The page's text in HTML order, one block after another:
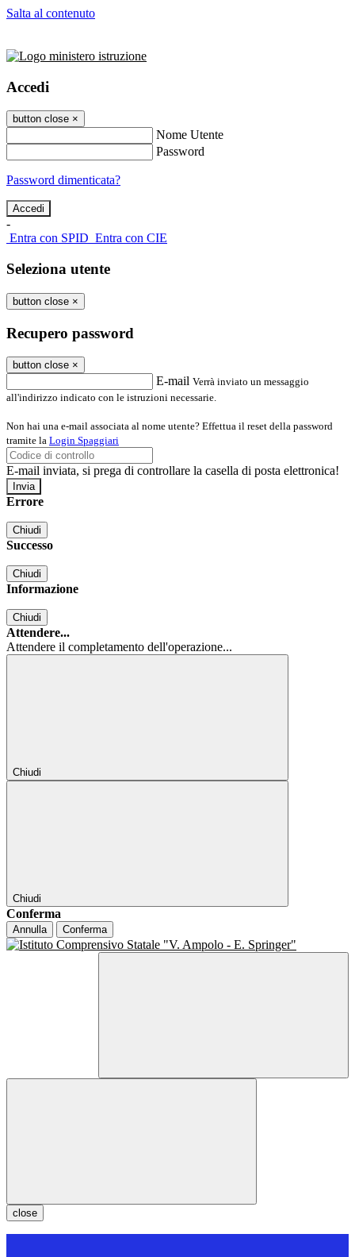
Salta al contenuto
Accedi
button close ×
Nome Utente
Password
Password dimenticata?
-
Entra con SPID Entra con CIE
Seleziona utente
button close ×
Recupero password
button close ×
E-mail Verrà inviato un messaggio
all'indirizzo indicato con le istruzioni necessarie.
Non hai una e-mail associata al nome utente? Effettua il reset della password
tramite la Login Spaggiari
E-mail inviata, si prega di controllare la casella di posta elettronica!
Errore
Chiudi
Successo
Chiudi
Informazione
Chiudi
Attendere...
Attendere il completamento dell'operazione...
Chiudi
Chiudi
Conferma
Annulla Conferma
close